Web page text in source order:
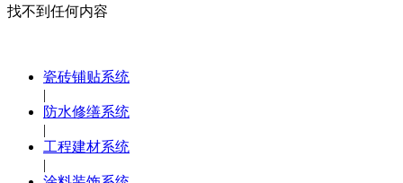
找不到任何内容
瓷砖铺贴系统
|
防水修缮系统
|
工程建材系统
|